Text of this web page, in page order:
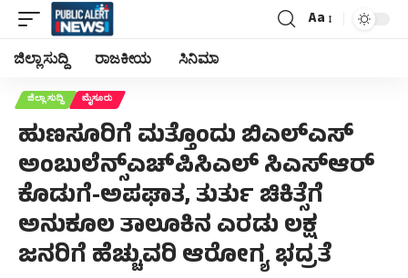
Font
Aa
ಜಿಲ್ಲಾ ಸುದ್ದಿ ರಾಜಕೀಯ ಸಿನಿಮಾ
ಜಿಲ್ಲಾ ಸುದ್ದಿ ಮೈಸೂರು
ಹುಣಸೂರಿಗೆ ಮತ್ತೊಂದು ಬಿಎಲ್‌ಎಸ್
ಅಂಬುಲೆನ್ಸ್ಎಚ್‌ಪಿಸಿಎಲ್ ಸಿಎಸ್‌ಆರ್
ಕೊಡುಗೆ-ಅಪಘಾತ, ತುರ್ತು ಚಿಕಿತ್ಸೆಗೆ
ಅನುಕೂಲ ತಾಲೂಕಿನ ಎರಡು ಲಕ್ಷ
ಜನರಿಗೆ ಹೆಚ್ಚುವರಿ ಆರೋಗ್ಯ ಭದ್ರತೆ